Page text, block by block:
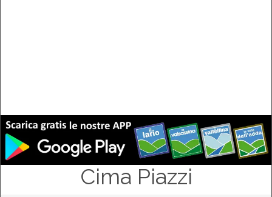
Cima Piazzi